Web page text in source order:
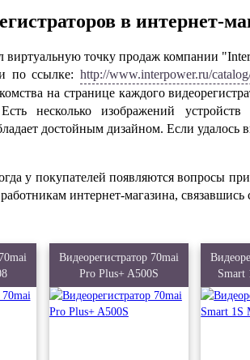
в интернет-
виртуальную точку продаж компании "
по ссылке: http://www.interpower.ru/catalog
на странице каждого
несколько изображений
достойным дизайном. Если удалось
у покупателей появляются вопросы
работникам интернет-магазина,
Видеорегистратор 70mai
Pro Plus+ A500S
Smart